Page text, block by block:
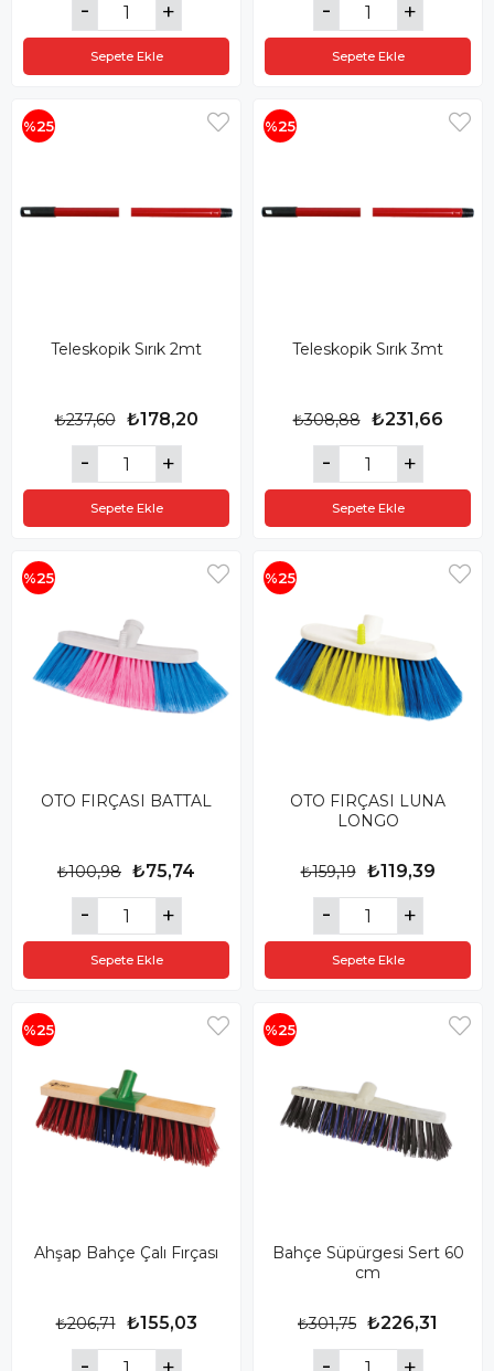
Sepete Ekle Sepete Ekle
Teleskopik Sırık 2mt
₺178,20
₺237,60
Sepete Ekle
%25
Teleskopik Sırık 3mt
₺231,66
₺308,88
Sepete Ekle
%25
OTO FIRÇASI BATTAL
₺75,74
₺100,98
Sepete Ekle
%25
OTO FIRÇASI LUNA
LONGO
₺119,39
₺159,19
Sepete Ekle
%25
Ahşap Bahçe Çalı Fırçası
₺155,03
₺206,71
%25
Bahçe Süpürgesi Sert 60
cm
₺226,31
₺301,75
%25